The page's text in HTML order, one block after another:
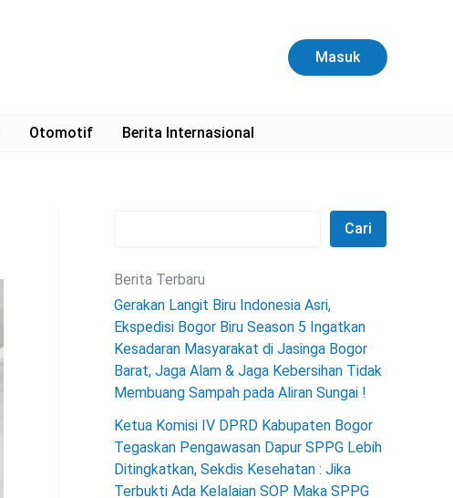
Masuk
Otomotif Berita Internasional
Cari
Berita Terbaru
Gerakan Langit Biru Indonesia Asri,
Ekspedisi Bogor Biru Season 5 Ingatkan
Kesadaran Masyarakat di Jasinga Bogor
Barat, Jaga Alam & Jaga Kebersihan Tidak
Membuang Sampah pada Aliran Sungai !
Ketua Komisi IV DPRD Kabupaten Bogor
Tegaskan Pengawasan Dapur SPPG Lebih
Ditingkatkan, Sekdis Kesehatan : Jika
Terbukti Ada Kelalaian SOP Maka SPPG